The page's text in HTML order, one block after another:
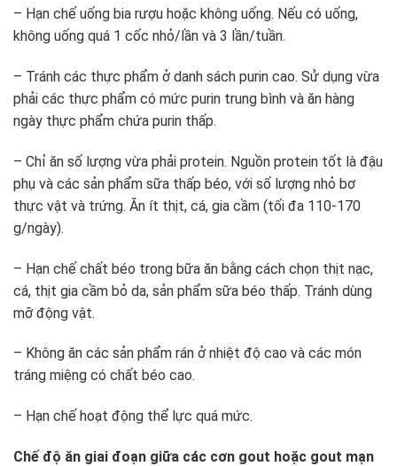
– Hạn chế uống bia rượu hoặc không uống. Nếu có uống,
không uống quá 1 cốc nhỏ/lần và 3 lần/tuần.
– Tránh các thực phẩm ở danh sách purin cao. Sử dụng vừa
phải các thực phẩm có mức purin trung bình và ăn hàng
ngày thực phẩm chứa purin thấp.
– Chỉ ăn số lượng vừa phải protein. Nguồn protein tốt là đậu
phụ và các sản phẩm sữa thấp béo, với số lượng nhỏ bơ
thực vật và trứng. Ăn ít thịt, cá, gia cầm (tối đa 110-170
g/ngày).
– Hạn chế chất béo trong bữa ăn bằng cách chọn thịt nạc,
cá, thịt gia cầm bỏ da, sản phẩm sữa béo thấp. Tránh dùng
mỡ động vật.
– Không ăn các sản phẩm rán ở nhiệt độ cao và các món
tráng miệng có chất béo cao.
– Hạn chế hoạt động thể lực quá mức.
Chế độ ăn giai đoạn giữa các cơn gout hoặc gout mạn